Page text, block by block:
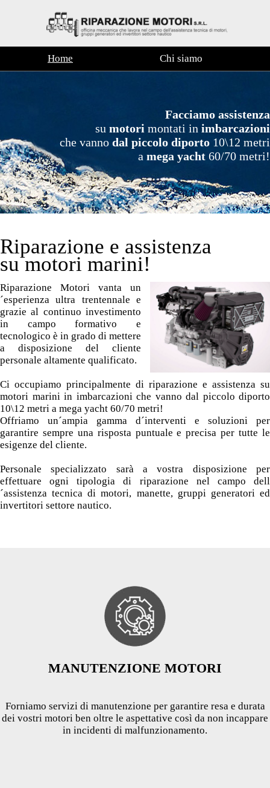
Home Chi siamo
Facciamo assistenza
su motori montati in imbarcazioni
che vanno dal piccolo diporto 10\12 metri
a mega yacht 60/70 metri!
Riparazione e assistenza
su motori marini!
Riparazione Motori vanta un
´esperienza ultra trentennale e
grazie al continuo investimento
in campo formativo e
tecnologico è in grado di mettere
a disposizione del cliente
personale altamente qualificato.
Ci occupiamo principalmente di riparazione e assistenza su
motori marini in imbarcazioni che vanno dal piccolo diporto
10\12 metri a mega yacht 60/70 metri!
Offriamo un´ampia gamma d´interventi e soluzioni per
garantire sempre una risposta puntuale e precisa per tutte le
esigenze del cliente.
Personale specializzato sarà a vostra disposizione per
effettuare ogni tipologia di riparazione nel campo dell
´assistenza tecnica di motori, manette, gruppi generatori ed
invertitori settore nautico.
MANUTENZIONE MOTORI
Forniamo servizi di manutenzione per garantire resa e durata
dei vostri motori ben oltre le aspettative così da non incappare
in incidenti di malfunzionamento.